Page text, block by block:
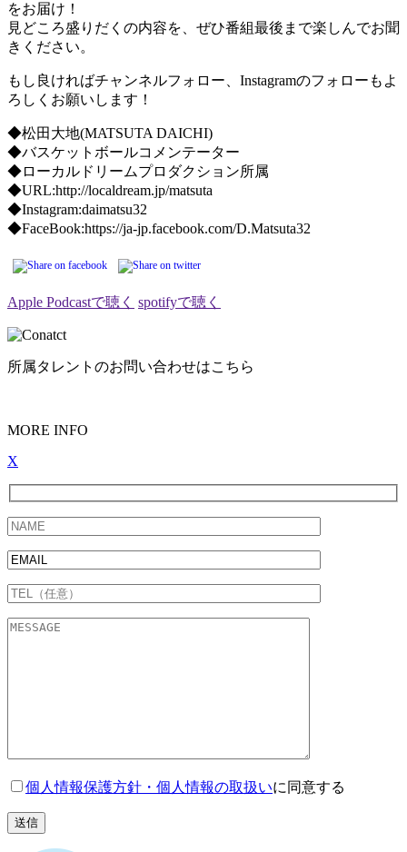
をお届け！
見どころ盛りだくの内容を、ぜひ番組最後まで楽しんでお聞
きください。
もし良ければチャンネルフォロー、Instagramのフォローもよ
ろしくお願いします！
◆松田大地(MATSUTA DAICHI)
◆バスケットボールコメンテーター
◆ローカルドリームプロダクション所属
◆URL:http://localdream.jp/matsuta
◆Instagram:daimatsu32
◆FaceBook:https://ja-jp.facebook.com/D.Matsuta32
Apple Podcastで聴く spotifyで聴く
所属タレントのお問い合わせはこちら
MORE INFO
X
個人情報保護方針・個人情報の取扱いに同意する